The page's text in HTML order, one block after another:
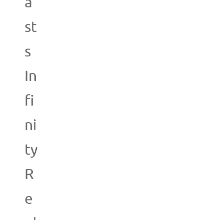
st
s
In
fi
ni
ty
R
e